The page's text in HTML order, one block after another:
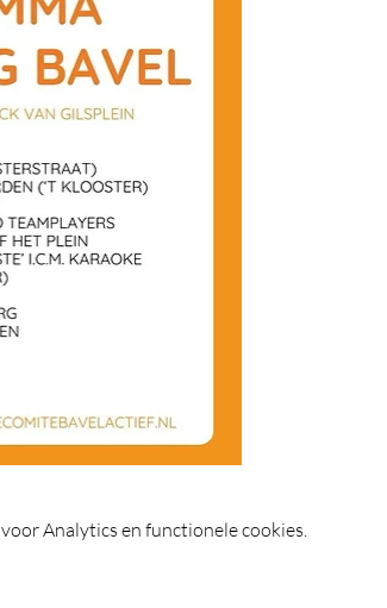
Analytics en functionele cookies.